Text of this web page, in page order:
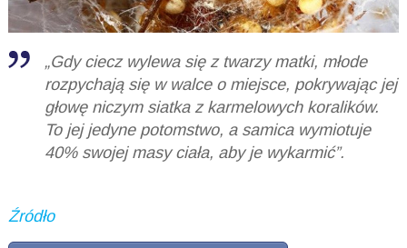
„Gdy ciecz wylewa się z twarzy matki, młode
rozpychają się w walce o miejsce, pokrywając jej
głowę niczym siatka z karmelowych koralików.
To jej jedyne potomstwo, a samica wymiotuje
40% swojej masy ciała, aby je wykarmić”.
Źródło